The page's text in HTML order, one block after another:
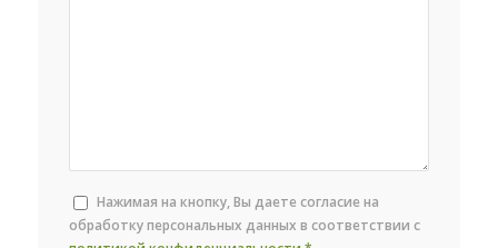
Нажимая на кнопку, Вы даете согласие на
обработку персональных данных в соответствии с